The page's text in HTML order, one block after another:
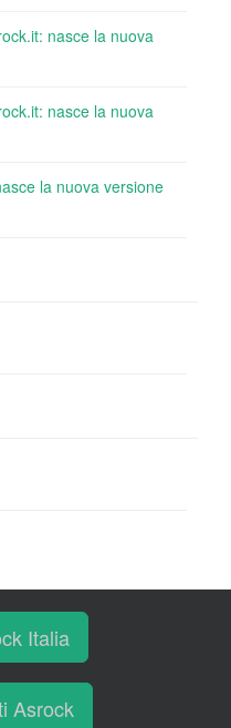
nasce la nuova
nasce la nuova
la nuova versione
Italia
Asrock